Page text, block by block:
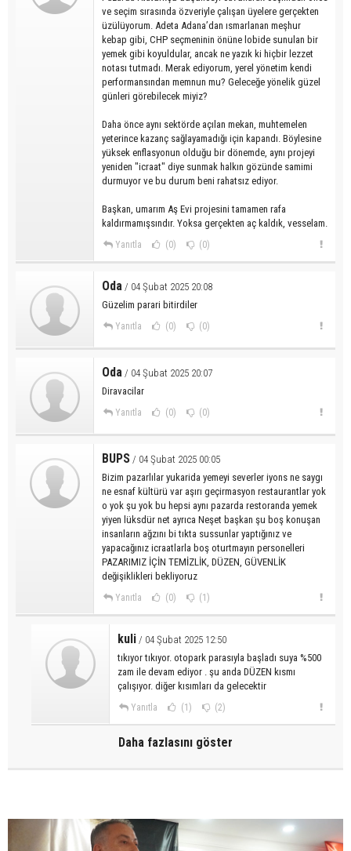
ve seçim sırasında özveriyle çalışan üyelere gerçekten
üzülüyorum. Adeta Adana’dan ısmarlanan meşhur
kebap gibi, CHP seçmeninin önüne lobide sunulan bir
yemek gibi koyuldular, ancak ne yazık ki hiçbir lezzet
notası tutmadı. Merak ediyorum, yerel yönetim kendi
performansından memnun mu? Geleceğe yönelik güzel
günleri görebilecek miyiz?
Daha önce aynı sektörde açılan mekan, muhtemelen
yeterince kazanç sağlayamadığı için kapandı. Böylesine
yüksek enflasyonun olduğu bir dönemde, aynı projeyi
yeniden "icraat" diye sunmak halkın gözünde samimi
durmuyor ve bu durum beni rahatsız ediyor.
Başkan, umarım Aş Evi projesini tamamen rafa
kaldırmamışsındır. Yoksa gerçekten aç kaldık, vesselam.
Yanıtla (0) (0)
Oda / 04 Şubat 2025 20:08
Güzelim parari bitirdiler
Yanıtla (0) (0)
Oda / 04 Şubat 2025 20:07
Diravacilar
Yanıtla (0) (0)
BUPS / 04 Şubat 2025 00:05
Bizim pazarlılar yukarida yemeyi severler iyons ne saygı
ne esnaf kültürü var aşırı geçirmasyon restaurantlar yok
o yok şu yok bu hepsi aynı pazarda restoranda yemek
yiyen lüksdür net ayrıca Neşet başkan şu boş konuşan
insanların ağzını bi tıkta sussunlar yaptığınız ve
yapacağınız icraatlarla boş oturtmayın personelleri
PAZARIMIZ İÇİN TEMİZLİK, DÜZEN, GÜVENLİK
değişiklikleri bekliyoruz
Yanıtla (0) (1)
kuli / 04 Şubat 2025 12:50
tıkıyor tıkıyor. otopark parasıyla başladı suya %500
zam ile devam ediyor . şu anda DÜZEN kısmı
çalışıyor. diğer kısımları da gelecektir
Yanıtla (1) (2)
Daha fazlasını göster